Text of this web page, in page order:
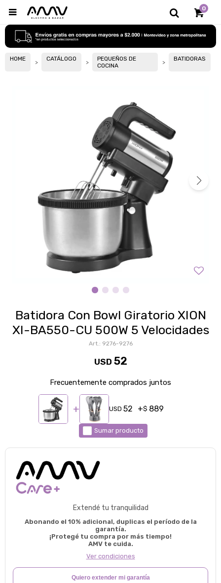
0

HOME CATÁLOGO
PEQUEÑOS DE
COCINA
BATIDORAS
Batidora Con Bowl Giratorio XION
XI-BA550-CU 500W 5 Velocidades
9276-9276
USD 52
Frecuentemente comprados juntos
USD 52 $ 889
Sumar producto
Extendé tu tranquilidad
Abonando el 10% adicional, duplicas el período de la
garantía.
¡Protegé tu compra por más tiempo!
AMV te cuida.
Ver condiciones
Quiero extender mi garantía